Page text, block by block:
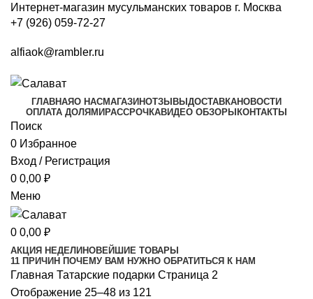
Интернет-магазин мусульманских товаров г. Москва
+7 (926) 059-72-27
alfiaok@rambler.ru
ГЛАВНАЯО НАСМАГАЗИНОТЗЫВЫ ДОСТАВКАНОВОСТИ
ОПЛАТА ДОЛЯМИ РАССРОЧКАВИДЕО ОБЗОРЫ КОНТАКТЫ
Поиск
0 Избранное
Вход / Регистрация
0 0,00 ₽
Меню
0 0,00 ₽
АКЦИЯ НЕДЕЛИНОВЕЙШИЕ ТОВАРЫ
11 ПРИЧИН ПОЧЕМУ ВАМ НУЖНО ОБРАТИТЬСЯ К НАМ
Главная Татарские подарки Страница 2
Отображение 25–48 из 121